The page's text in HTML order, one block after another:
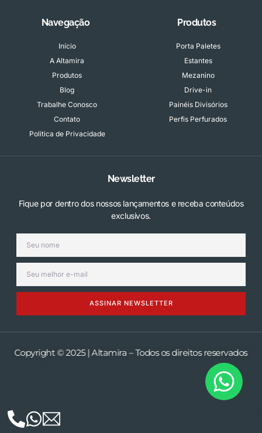
Navegação
Início
A Altamira
Produtos
Blog
Trabalhe Conosco
Contato
Política de Privacidade
Produtos
Porta Paletes
Estantes
Mezanino
Drive-in
Painéis Divisórios
Perfis Perfurados
Newsletter
Fique por dentro dos nossos lançamentos e receba conteúdos
exclusivos.
ASSINAR NEWSLETTER
Copyright © 2025 | Altamira – Todos os direitos reservados